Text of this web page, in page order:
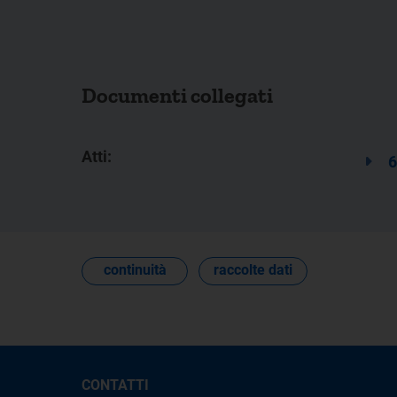
Documenti collegati
Atti:
continuità raccolte dati
CONTATTI